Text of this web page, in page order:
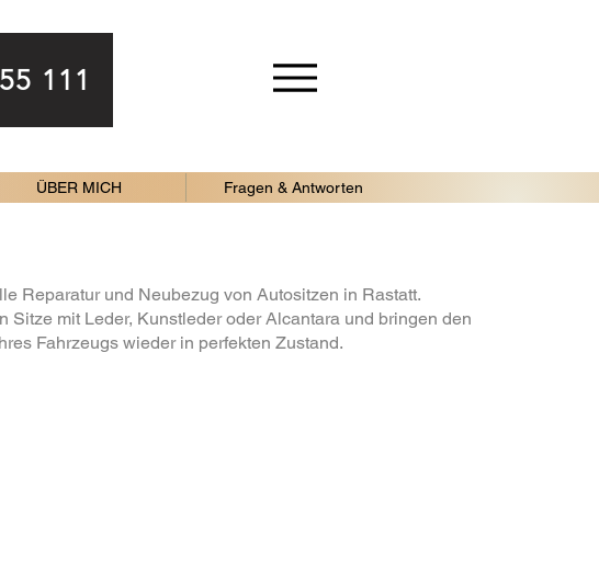
111
ÜBER MICH Fragen & Antworten
Reparatur und Neubezug von Autositzen in Rastatt.
Sitze mit Leder, Kunstleder oder Alcantara und bringen den
Fahrzeugs wieder in perfekten Zustand.